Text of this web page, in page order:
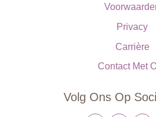
Privacy
Carrière
Contact Met
Volg Ons Op